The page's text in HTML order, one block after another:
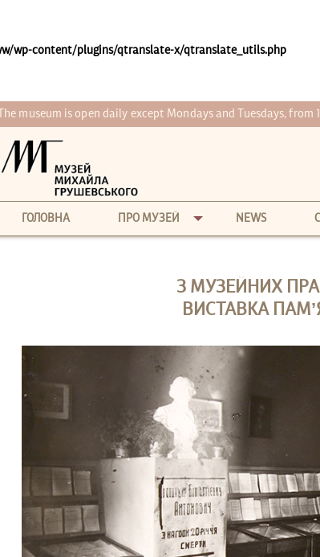
wp-content/plugins/qtranslate-x/qtranslate_utils.php
The museum is open daily except Mondays and Tuesdays, from
ГОЛОВНА ПРО МУЗЕЙ NEWS
З МУЗЕЙНИХ
ВИСТАВКА